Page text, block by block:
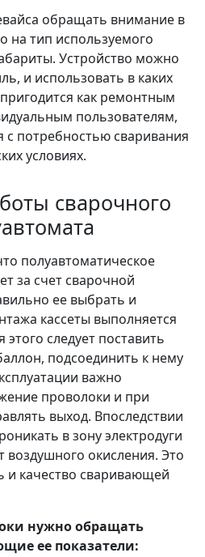
обращать внимание в
на тип используемого
Устройство можно
и использовать в каких
как ремонтным
пользователям,
с потребностью сваривания
условиях.
сварочного
полуавтоматическое
за счет сварочной
ее выбрать и
кассеты выполняется
следует поставить
подсоединить к нему
важно
проволоки и при
выход. Впоследствии
в зону электродуги
окисления. Это
и качество сваривающей
нужно обращать
ее показатели: